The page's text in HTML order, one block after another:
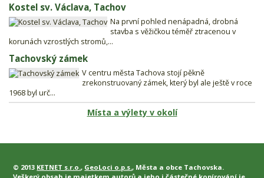
Kostel sv. Václava, Tachov
Na první pohled nenápadná, drobná
stavba s věžičkou téměř ztracenou v
korunách vzrostlých stromů,...
Tachovský zámek
V centru města Tachova stojí pěkně
zrekonstruovaný zámek, který byl ale ještě v roce
1968 byl urč...
Místa a výlety v okolí
© 2013 KETNET s.r.o., GeoLoci o.p.s., Města a obce Tachovska.